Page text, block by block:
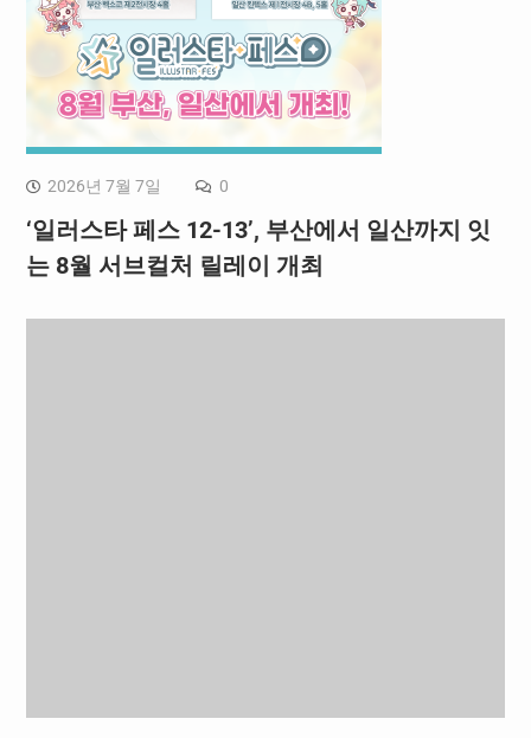
2026년 7월 7일 0
‘일러스타 페스 12-13’, 부산에서 일산까지 잇
는 8월 서브컬처 릴레이 개최